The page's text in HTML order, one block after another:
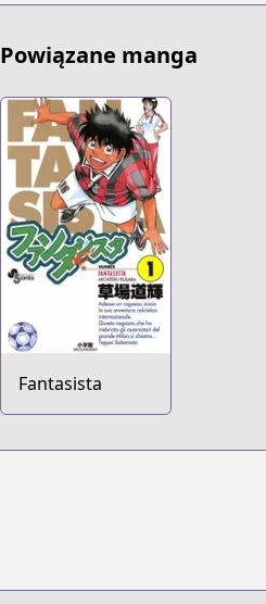
Powiązane manga
Fantasista